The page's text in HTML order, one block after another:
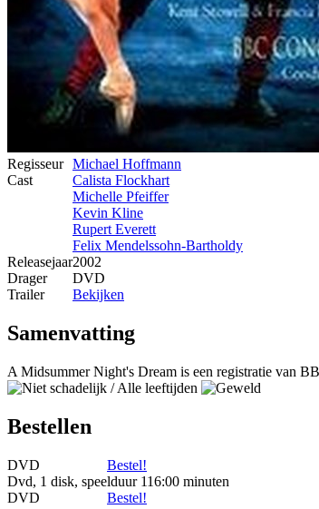
Regisseur Michael Hoffmann
Cast
Calista Flockhart
Michelle Pfeiffer
Kevin Kline
Rupert Everett
Felix Mendelssohn-Bartholdy
Releasejaar2002
Drager
DVD
Trailer
Bekijken
Samenvatting
A Midsummer Night's Dream is een registratie van
Bestellen
DVD
Bestel!
Dvd, 1 disk, speelduur 116:00 minuten
DVD
Bestel!